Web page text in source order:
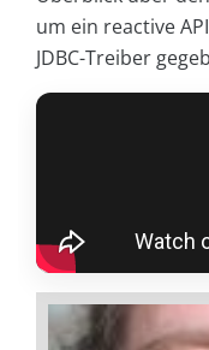
um ein reactive
JDBC-Treiber